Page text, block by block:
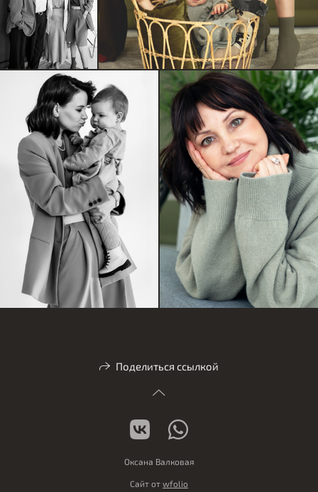
Поделиться ссылкой
Оксана Валковая
Сайт от wfolio